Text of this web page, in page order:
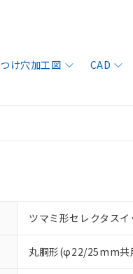
け穴加工図 CAD
ツマミ形セレクタスイ
丸胴形(φ22/25mm共